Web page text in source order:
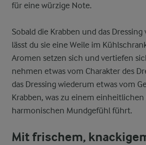
für eine würzige Note.
Sobald die Krabben und das
lässt du sie eine Weile im
Aromen setzen sich und vertiefen
nehmen etwas vom Charakter des
das Dressing wiederum etwas vom
Krabben, was zu einem
harmonischen Mundgefühl führt.
Mit frischem,